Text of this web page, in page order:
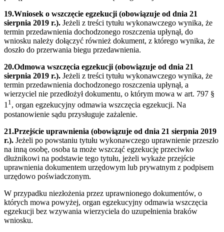
19.Wniosek o wszczęcie egzekucji (obowiązuje od dnia 21
sierpnia 2019 r.). Jeżeli z treści tytułu wykonawczego wynika, że
termin przedawnienia dochodzonego roszczenia upłynął, do
wniosku należy dołączyć również dokument, z którego wynika, że
doszło do przerwania biegu przedawnienia.
20.Odmowa wszczęcia egzekucji (obowiązuje od dnia 21
sierpnia 2019 r.). Jeżeli z treści tytułu wykonawczego wynika, że
termin przedawnienia dochodzonego roszczenia upłynął, a
wierzyciel nie przedłożył dokumentu, o którym mowa w art. 797 §
11, organ egzekucyjny odmawia wszczęcia egzekucji. Na
postanowienie sądu przysługuje zażalenie.
21.Przejście uprawnienia (obowiązuje od dnia 21 sierpnia 2019
r.). Jeżeli po powstaniu tytułu wykonawczego uprawnienie przeszło
na inną osobę, osoba ta może wszcząć egzekucję przeciwko
dłużnikowi na podstawie tego tytułu, jeżeli wykaże przejście
uprawnienia dokumentem urzędowym lub prywatnym z podpisem
urzędowo poświadczonym.
W przypadku niezłożenia przez uprawnionego dokumentów, o
których mowa powyżej, organ egzekucyjny odmawia wszczęcia
egzekucji bez wzywania wierzyciela do uzupełnienia braków
wniosku.